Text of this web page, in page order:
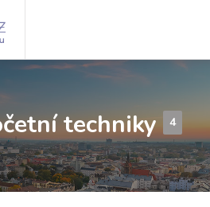
techniky 4